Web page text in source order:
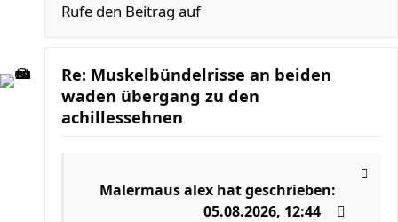
Rufe den Beitrag auf
Re: Muskelbündelrisse an beiden
waden übergang zu den
achillessehnen
Malermaus alex hat geschrieben:
05.08.2026, 12:44